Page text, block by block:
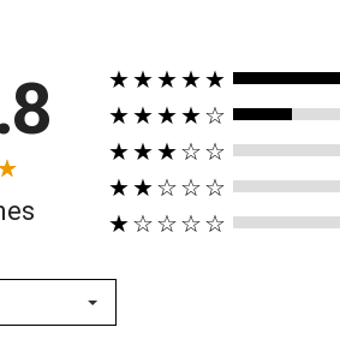
★★★★★
★★★★☆
★★★☆☆
★★☆☆☆
★☆☆☆☆